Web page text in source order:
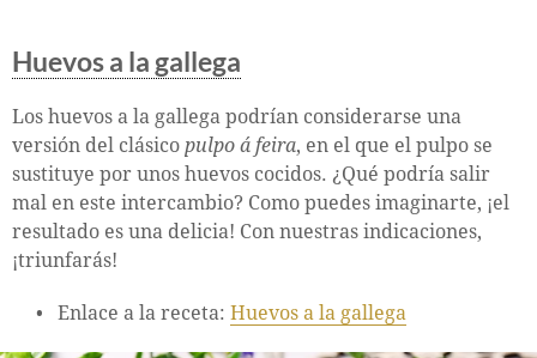
Huevos a la gallega
Los huevos a la gallega podrían considerarse una
versión del clásico pulpo á feira, en el que el pulpo se
sustituye por unos huevos cocidos. ¿Qué podría salir
mal en este intercambio? Como puedes imaginarte, ¡el
resultado es una delicia! Con nuestras indicaciones,
¡triunfarás!
Enlace a la receta: Huevos a la gallega